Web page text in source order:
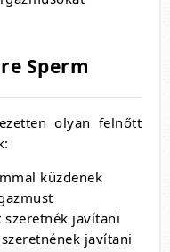
Sperm
olyan felnőtt
küzdenek
javítani
javítani